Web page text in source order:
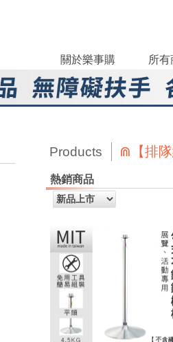
關於樂事購 所有
Products ⋒【排隊
熱銷商品